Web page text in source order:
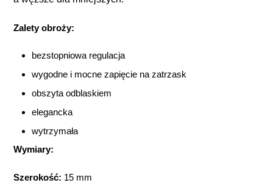
Zalety obroży:
bezstopniowa regulacja
wygodne i mocne zapięcie na zatrzask
obszyta odblaskiem
elegancka
wytrzymała
Wymiary:
Szerokość: 15 mm